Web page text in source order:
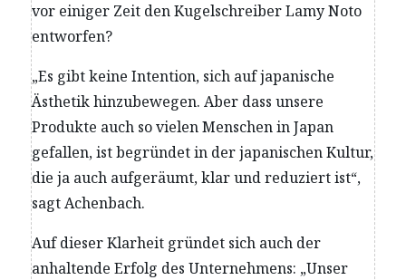
vor einiger Zeit den Kugelschreiber Lamy Noto
entworfen?
„Es gibt keine Intention, sich auf japanische
Ästhetik hinzubewegen. Aber dass unsere
Produkte auch so vielen Menschen in Japan
gefallen, ist begründet in der japanischen Kultur,
die ja auch aufgeräumt, klar und reduziert ist“,
sagt Achenbach.
Auf dieser Klarheit gründet sich auch der
anhaltende Erfolg des Unternehmens: „Unser